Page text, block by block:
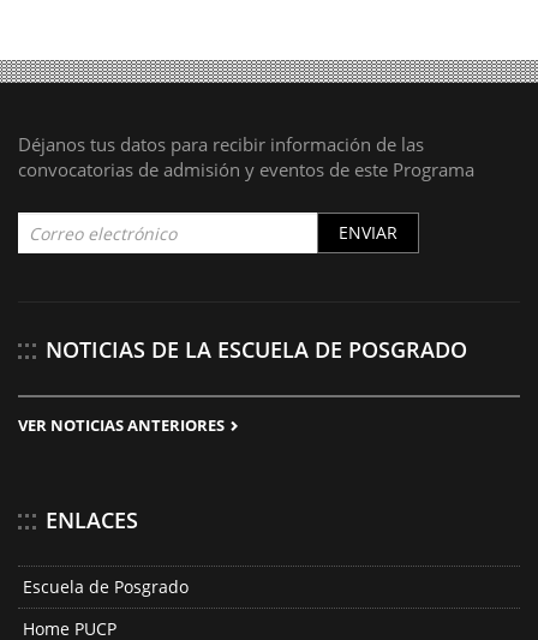
Déjanos tus datos para recibir información de las
convocatorias de admisión y eventos de este Programa
ENVIAR
NOTICIAS DE LA ESCUELA DE POSGRADO
VER NOTICIAS ANTERIORES
ENLACES
Escuela de Posgrado
Home PUCP